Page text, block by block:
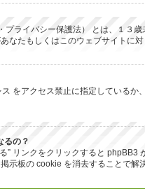
プライバシー保護法） とは、１３
なたもしくはこのウェブサイトに
をアクセス禁止に指定している
るの？
” リンクをクリックすると
示板の cookie を消去することで解